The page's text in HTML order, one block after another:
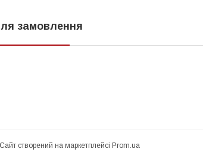
замовлення
Сайт створений на маркетплейсі Prom.ua